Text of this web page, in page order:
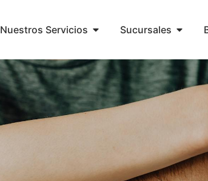
Nuestros Servicios Sucursales